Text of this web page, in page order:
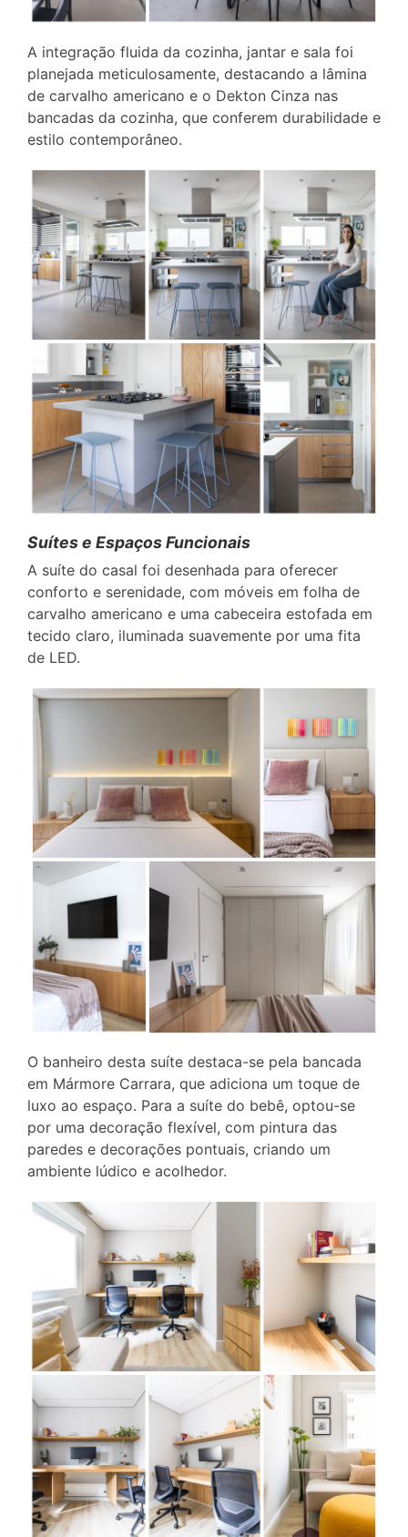
A integração fluida da cozinha, jantar e sala foi
planejada meticulosamente, destacando a lâmina
de carvalho americano e o Dekton Cinza nas
bancadas da cozinha, que conferem durabilidade e
estilo contemporâneo.
Suítes e Espaços Funcionais
A suíte do casal foi desenhada para oferecer
conforto e serenidade, com móveis em folha de
carvalho americano e uma cabeceira estofada em
tecido claro, iluminada suavemente por uma fita
de LED.
O banheiro desta suíte destaca-se pela bancada
em Mármore Carrara, que adiciona um toque de
luxo ao espaço. Para a suíte do bebê, optou-se
por uma decoração flexível, com pintura das
paredes e decorações pontuais, criando um
ambiente lúdico e acolhedor.